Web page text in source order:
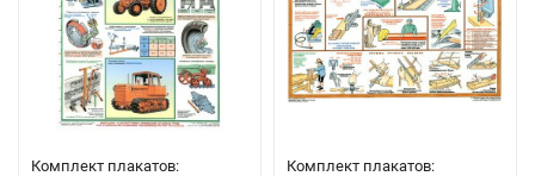
Комплект плакатов:
Комплект плакатов: